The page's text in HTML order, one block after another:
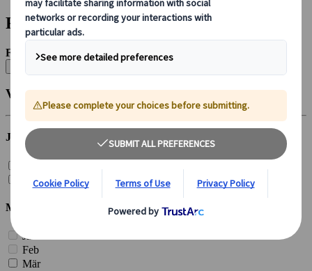
Filter
Filtern nach:
Veröffentlicht
Jahr
2025 (7)
Monat
Jan
Feb
Mär